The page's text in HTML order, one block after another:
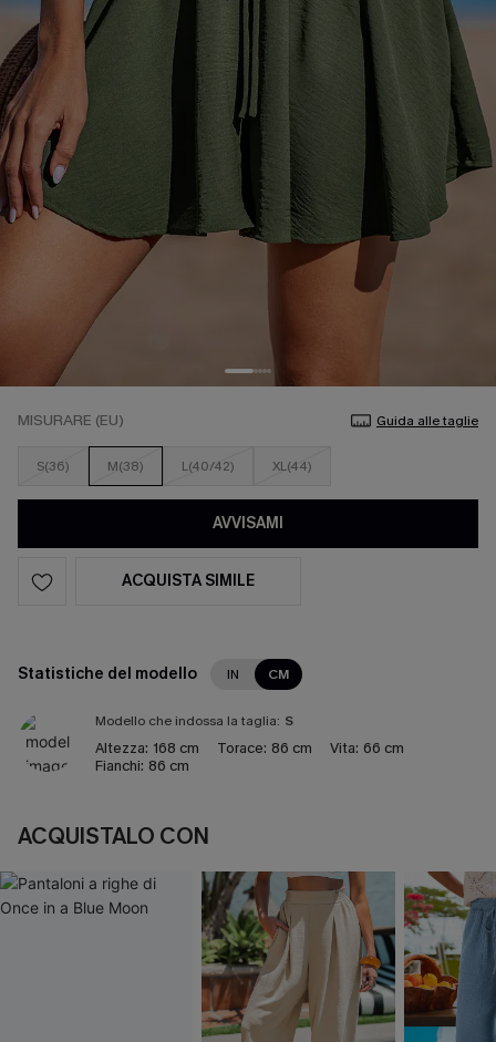
MISURARE (EU) Guida alle taglie
S(36) M(38) L(40/42) XL(44)
AVVISAMI
ACQUISTA SIMILE
Statistiche del modello IN CM
Modello che indossa la taglia: S
Altezza: 168 cm Torace: 86 cm Vita: 66 cm
Fianchi: 86 cm
ACQUISTALO CON